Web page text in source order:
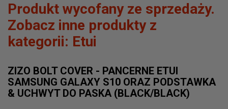
Produkt wycofany ze sprzedaży.
Zobacz inne produkty z
kategorii: Etui
ZIZO BOLT COVER - PANCERNE ETUI
SAMSUNG GALAXY S10 ORAZ PODSTAWKA
& UCHWYT DO PASKA (BLACK/BLACK)